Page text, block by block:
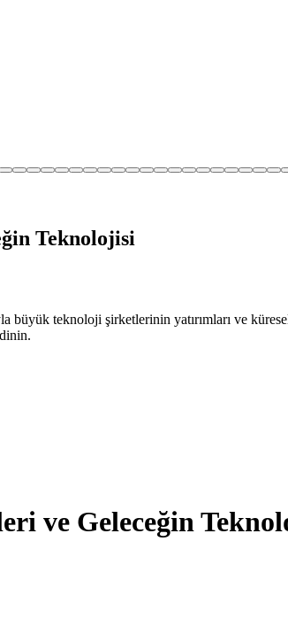
Teknolojisi
teknoloji şirketlerinin yatırımları ve
ve Geleceğin